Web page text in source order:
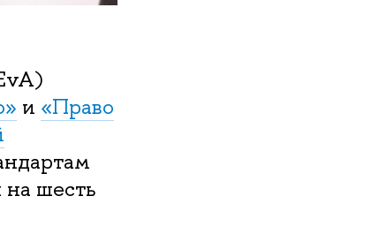
и «Право
на шесть